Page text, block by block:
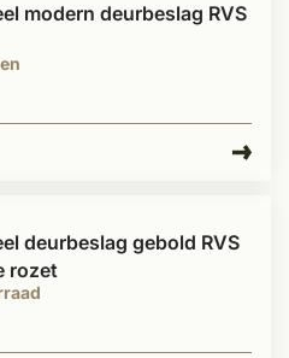
modern deurbeslag RVS
deurbeslag gebold RVS
rozet